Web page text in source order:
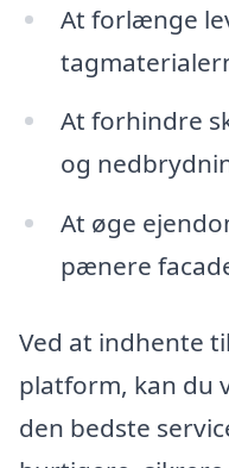
At forlænge
At forhindre
og
At øge
pænere
Ved at indhente
platform, kan du
den bedste